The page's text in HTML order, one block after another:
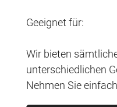
Geeignet für:
Wir bieten
unterschiedlichen
Nehmen Sie